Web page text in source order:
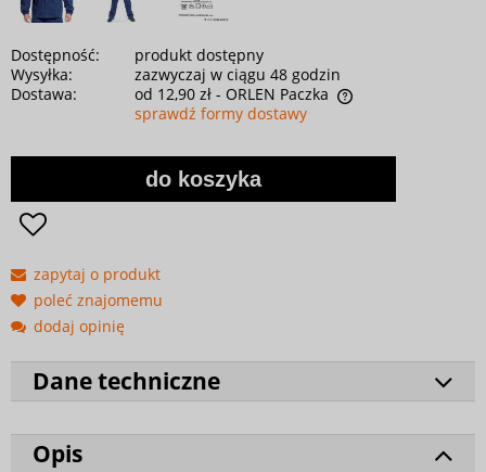
Dostępność:
produkt dostępny
Wysyłka:
zazwyczaj w ciągu 48 godzin
Dostawa:
od 12,90 zł - ORLEN Paczka
sprawdź formy dostawy
do koszyka
zapytaj o produkt
poleć znajomemu
dodaj opinię
Dane techniczne
Opis